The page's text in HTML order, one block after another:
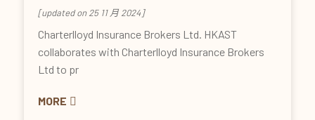
[updated on 25 11 月 2024]
Charterlloyd Insurance Brokers Ltd. HKAST
collaborates with Charterlloyd Insurance Brokers
Ltd to pr
MORE